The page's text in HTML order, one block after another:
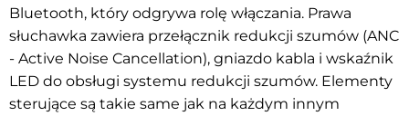
Bluetooth, który odgrywa rolę włączania. Prawa
słuchawka zawiera przełącznik redukcji szumów (ANC
- Active Noise Cancellation), gniazdo kabla i wskaźnik
LED do obsługi systemu redukcji szumów. Elementy
sterujące są takie same jak na każdym innym